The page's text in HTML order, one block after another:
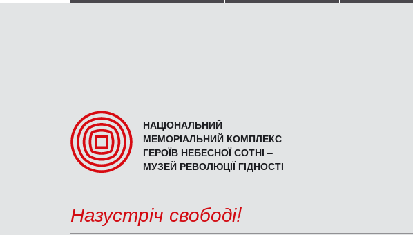
НАЦІОНАЛЬНИЙ
МЕМОРІАЛЬНИЙ КОМПЛЕКС
ГЕРОЇВ НЕБЕСНОЇ СОТНІ –
МУЗЕЙ РЕВОЛЮЦІЇ ГІДНОСТІ
Назустріч свободі!